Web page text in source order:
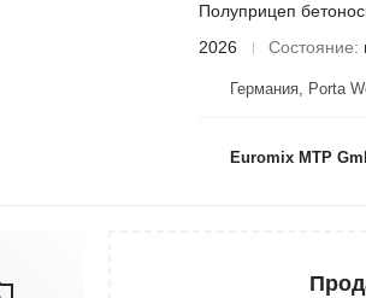
Полуприцеп
2026
Состояние
Германия, Porta
Euromix MTP